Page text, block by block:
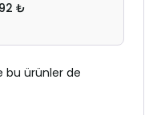
₺
bu ürünler de